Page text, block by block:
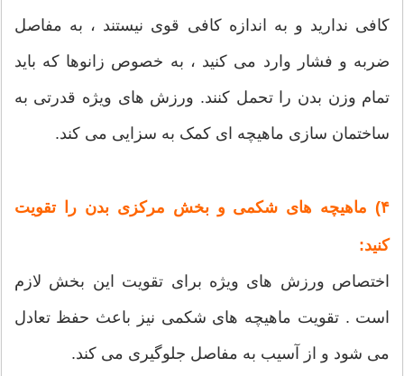
کافی ندارید و به اندازه کافی قوی نیستند ، به مفاصل
ضربه و فشار وارد می کنید ، به خصوص زانوها که باید
تمام وزن بدن را تحمل کنند. ورزش های ویژه قدرتی به
ساختمان سازی ماهیچه ای کمک به سزایی می کند.
۴) ماهیچه های شکمی و بخش مرکزی بدن را تقویت
کنید:
اختصاص ورزش های ویژه برای تقویت این بخش لازم
است . تقویت ماهیچه های شکمی نیز باعث حفظ تعادل
می شود و از آسیب به مفاصل جلوگیری می کند.